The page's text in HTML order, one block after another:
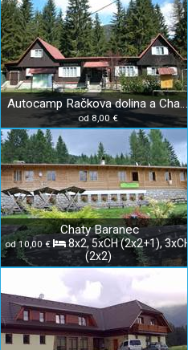
Autocamp Račkova dolina a Chata Jakubiná
od 8,00 €
Chaty Baranec
od 10,00 €
8x2, 5xCH (2x2+1), 3xCH
(2x2)